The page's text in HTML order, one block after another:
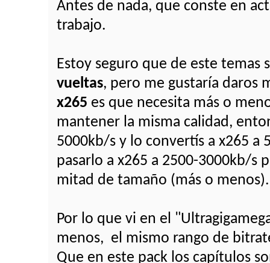
Antes de nada, que conste en
trabajo.
Estoy seguro que de este temas
vueltas, pero me gustaría daros
x265 es que necesita más o
mantener la misma calidad,
5000kb/s y lo convertís a x265 a
pasarlo a x265 a 2500-3000kb/s
mitad de tamaño (más o menos).
Por lo que vi en el
menos, el mismo rango de
Que en este pack los capítulos